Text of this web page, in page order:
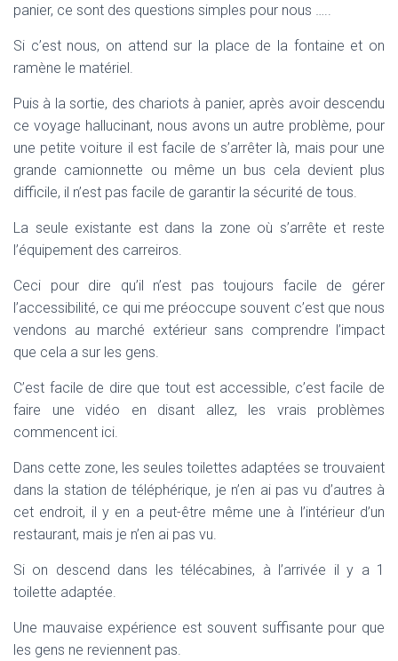
panier, ce sont des questions simples pour nous …..
Si c’est nous, on attend sur la place de la fontaine et on
ramène le matériel.
Puis à la sortie, des chariots à panier, après avoir descendu
ce voyage hallucinant, nous avons un autre problème, pour
une petite voiture il est facile de s’arrêter là, mais pour une
grande camionnette ou même un bus cela devient plus
difficile, il n’est pas facile de garantir la sécurité de tous.
La seule existante est dans la zone où s’arrête et reste
l’équipement des carreiros.
Ceci pour dire qu’il n’est pas toujours facile de gérer
l’accessibilité, ce qui me préoccupe souvent c’est que nous
vendons au marché extérieur sans comprendre l’impact
que cela a sur les gens.
C’est facile de dire que tout est accessible, c’est facile de
faire une vidéo en disant allez, les vrais problèmes
commencent ici.
Dans cette zone, les seules toilettes adaptées se trouvaient
dans la station de téléphérique, je n’en ai pas vu d’autres à
cet endroit, il y en a peut-être même une à l’intérieur d’un
restaurant, mais je n’en ai pas vu.
Si on descend dans les télécabines, à l’arrivée il y a 1
toilette adaptée.
Une mauvaise expérience est souvent suffisante pour que
les gens ne reviennent pas.